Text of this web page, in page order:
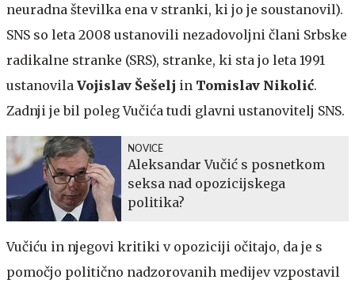
neuradna številka ena v stranki, ki jo je soustanovil).
SNS so leta 2008 ustanovili nezadovoljni člani Srbske
radikalne stranke (SRS), stranke, ki sta jo leta 1991
ustanovila Vojislav Šešelj in Tomislav Nikolić.
Zadnji je bil poleg Vučića tudi glavni ustanovitelj SNS.
NOVICE
Aleksandar Vučić s posnetkom
seksa nad opozicijskega
politika?
Vučiću in njegovi kritiki v opoziciji očitajo, da je s
pomočjo politično nadzorovanih medijev vzpostavil